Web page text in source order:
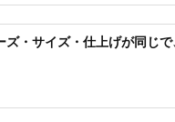
ズ・サイズ・仕上げが同じ